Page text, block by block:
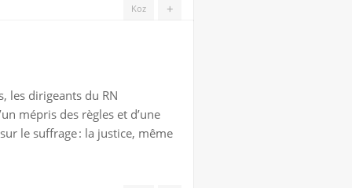
+
Koz
les dirigeants du RN
mépris des règles et d’une
le suffrage : la justice, même